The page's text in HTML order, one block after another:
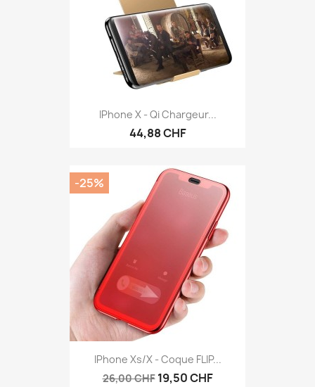
IPhone X - Qi Chargeur...
44,88 CHF
IPhone Xs/X - Coque FLIP...
26,00 CHF 19,50 CHF
-25%